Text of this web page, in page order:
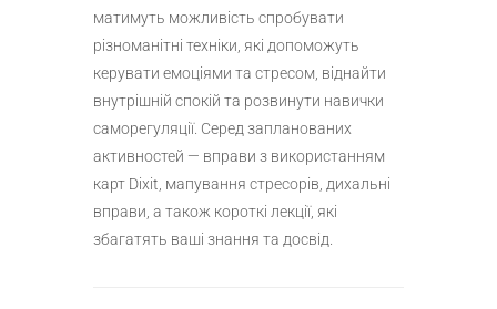
матимуть можливість спробувати
різноманітні техніки, які допоможуть
керувати емоціями та стресом, віднайти
внутрішній спокій та розвинути навички
саморегуляції. Серед запланованих
активностей — вправи з використанням
карт Dixit, мапування стресорів, дихальні
вправи, а також короткі лекції, які
збагатять ваші знання та досвід.